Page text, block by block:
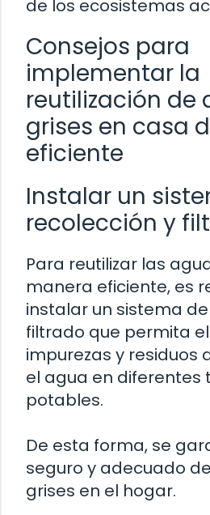
de los ecosistemas
Consejos para
implementar la
reutilización de
grises en casa
eficiente
Instalar un
recolección y
Para reutilizar las
manera eficiente, es
instalar un sistema
filtrado que permita
impurezas y residuos
el agua en diferentes
potables.
De esta forma, se
seguro y adecuado
grises en el hogar.